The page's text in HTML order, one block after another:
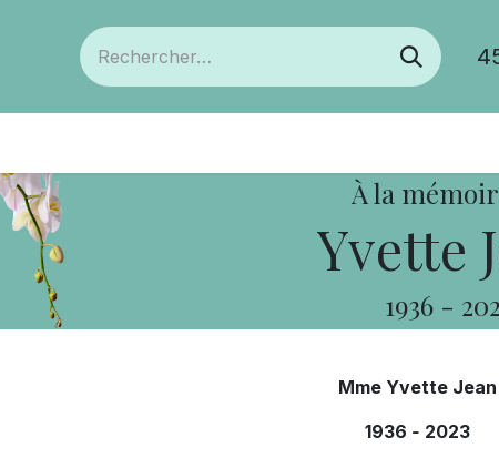
À la
Yvette
1936 -
Mme Yvette Jean
1936 - 2023